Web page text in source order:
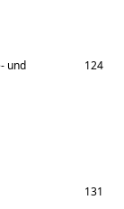
und
124
131